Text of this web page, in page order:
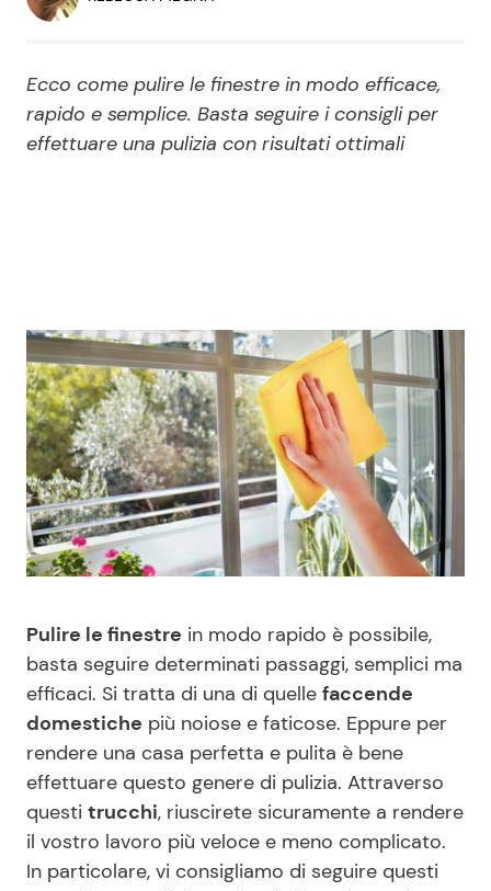
Economia
Persone Scomparse
Politica
Programmi TV
Reality e Talent
News Cinema
News Musica
News Spettacolo
News dal mondo
Benessere
Casa
Moda e Style
Mondo Mamma
News benessere
Salute
Cucina e Ricette
Consigli di Cucina
Dolci
Le Ricette in TV
Primi Piatti
Ricette Facili e Veloci
Ecco come pulire le finestre in modo efficace,
rapido e semplice. Basta seguire i consigli per
effettuare una pulizia con risultati ottimali
Pulire le finestre in modo rapido è possibile,
basta seguire determinati passaggi, semplici ma
efficaci. Si tratta di una di quelle faccende
domestiche più noiose e faticose. Eppure per
rendere una casa perfetta e pulita è bene
effettuare questo genere di pulizia. Attraverso
questi trucchi, riuscirete sicuramente a rendere
il vostro lavoro più veloce e meno complicato.
In particolare, vi consigliamo di seguire questi